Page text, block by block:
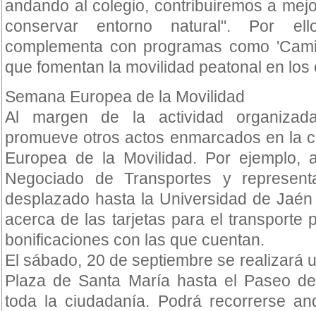
andando al colegio, contribuiremos a
conservar entorno natural". Por
complementa con programas como
que fomentan la movilidad peatonal en
Semana Europea de la Movilidad
Al margen de la actividad
promueve otros actos enmarcados en la
Europea de la Movilidad. Por ejemplo,
Negociado de Transportes y
desplazado hasta la Universidad de
acerca de las tarjetas para el transporte
bonificaciones con las que cuentan.
El sábado, 20 de septiembre se realizará
Plaza de Santa María hasta el Paseo
toda la ciudadanía. Podrá recorrerse